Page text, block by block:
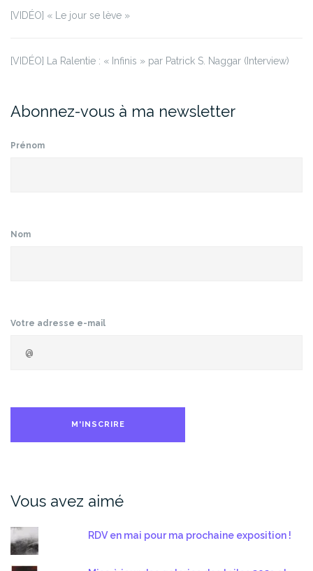
[VIDÉO] « Le jour se lève »
[VIDÉO] La Ralentie : « Infinis » par Patrick S. Naggar (Interview)
Abonnez-vous à ma newsletter
Prénom
Nom
Votre adresse e-mail
Vous avez aimé
RDV en mai pour ma prochaine exposition !